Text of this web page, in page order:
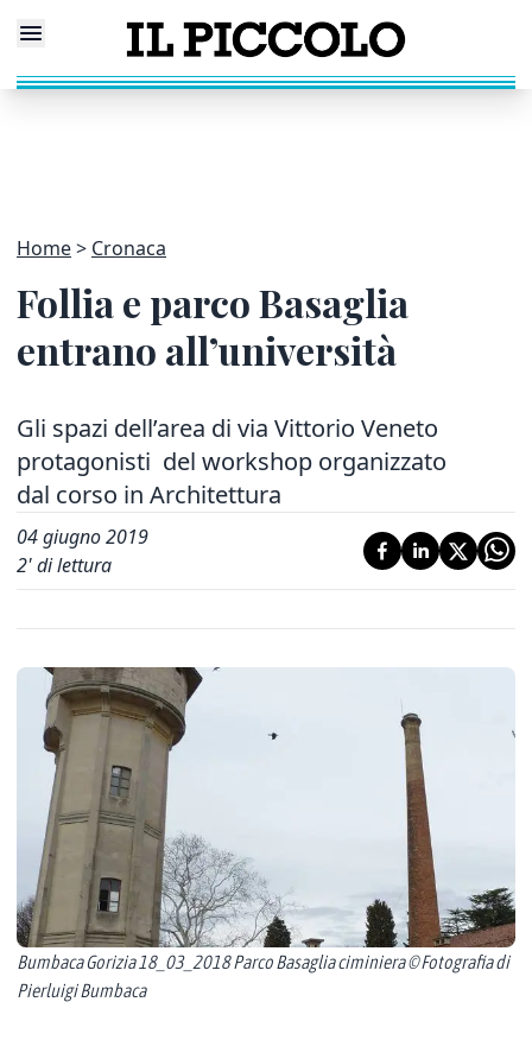
Home Cronaca
Follia e parco Basaglia
entrano all’università
Gli spazi dell’area di via Vittorio Veneto
protagonisti del workshop organizzato
dal corso in Architettura
04 giugno 2019
2' di lettura
Bumbaca Gorizia 18_03_2018 Parco Basaglia ciminiera © Fotografia di
Pierluigi Bumbaca